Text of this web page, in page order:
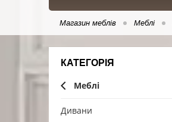
Магазин меблів Меблі
КАТЕГОРІЯ
Меблі
Дивани